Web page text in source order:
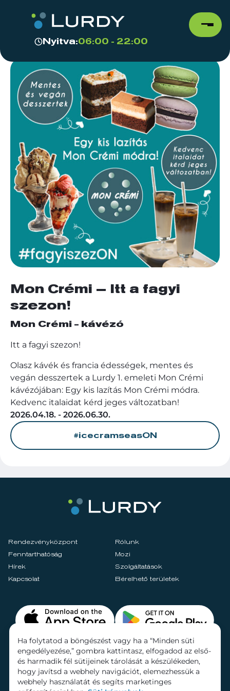
Nyitva:06:00 - 22:00
Mon Crémi – Itt a fagyi
szezon!
Mon Crémi - kávézó
Itt a fagyi szezon!
Olasz kávék és francia édességek, mentes és
vegán desszertek a Lurdy 1. emeleti Mon Crémi
kávézójában: Egy kis lazítás Mon Crémi módra.
Kedvenc italaidat kérd jeges változatban!
2026.04.18. - 2026.06.30.
#icecramseasON
Rendezvényközpont
Rólunk
Fenntarthatóság
Mozi
Hírek
Szolgáltatások
Kapcsolat
Bérelhető területek
Ha folytatod a böngészést vagy ha a “Minden süti
engedélyezése,” gombra kattintasz, elfogadod az első-
és harmadik fél sütijeinek tárolását a készülékeden,
hogy javítsd a webhely navigációt, elemezhessük a
webhely használatát és segíts marketinges